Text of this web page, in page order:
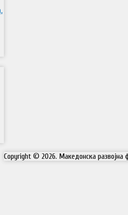
Copyright © 2026. Македонска развојна